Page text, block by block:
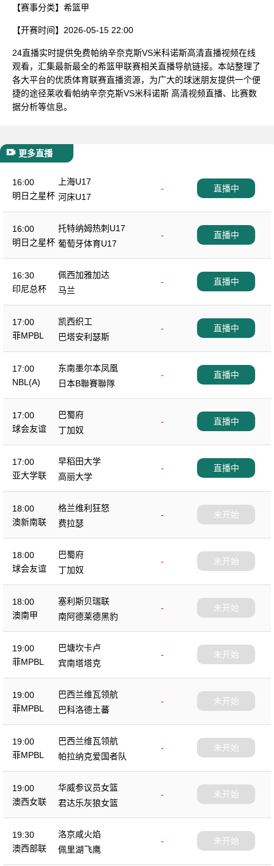
【赛事分类】 希篮甲
【开赛时间】 2026-05-15 22:00
24直播实时提供免费帕纳辛奈克斯VS米科诺斯高清直播视频在线
观看，汇集最新最全的希篮甲联赛相关直播导航链接。本站整理了
各大平台的优质体育联赛直播资源，为广大的球迷朋友提供一个便
捷的途径莱收看帕纳辛奈克斯VS米科诺斯 高清视频直播、比赛数
据分析等信息。
更多直播
16:00
明日之星杯
上海U17
-
河床U17
直播中
16:00
明日之星杯
托特纳姆热刺U17
-
葡萄牙体育U17
直播中
16:30
印尼总杯
佩西加雅加达
-
马兰
直播中
17:00
菲MPBL
凯西织工
-
巴塔安利瑟斯
直播中
17:00
NBL(A)
东南墨尔本凤凰
-
日本B聯賽聯隊
直播中
17:00
球会友谊
巴蜀府
-
丁加奴
直播中
17:00
亚大学联
早稻田大学
-
高丽大学
直播中
18:00
澳新南联
格兰维利狂怒
-
费拉瑟
未开始
18:00
球会友谊
巴蜀府
-
丁加奴
未开始
18:00
澳南甲
塞利斯贝瑞联
-
南阿德莱德黑豹
未开始
19:00
菲MPBL
巴塘坎卡卢
-
宾南塔塔克
未开始
19:00
菲MPBL
巴西兰维瓦领航
-
巴科洛德土蕃
未开始
19:00
菲MPBL
巴西兰维瓦领航
-
帕拉纳克爱国者队
未开始
19:00
澳西女联
华威参议员女篮
-
君达乐灰狼女篮
未开始
19:30
澳西部联
洛京咸火焰
-
佩里湖飞鹰
未开始